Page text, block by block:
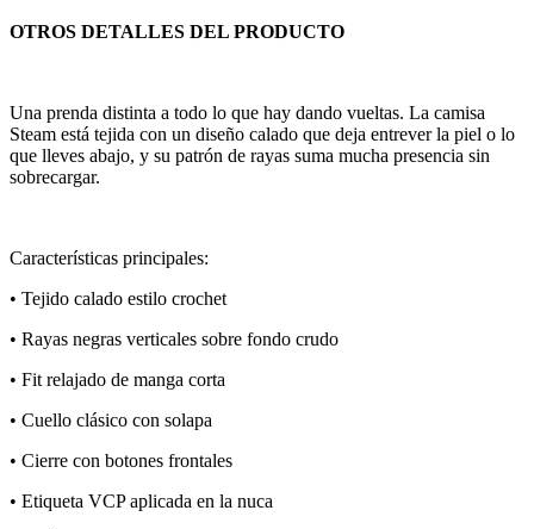
OTROS DETALLES DEL PRODUCTO
Una prenda distinta a todo lo que hay dando vueltas. La camisa
Steam está tejida con un diseño calado que deja entrever la piel o lo
que lleves abajo, y su patrón de rayas suma mucha presencia sin
sobrecargar.
Características principales:
• Tejido calado estilo crochet
• Rayas negras verticales sobre fondo crudo
• Fit relajado de manga corta
• Cuello clásico con solapa
• Cierre con botones frontales
• Etiqueta VCP aplicada en la nuca